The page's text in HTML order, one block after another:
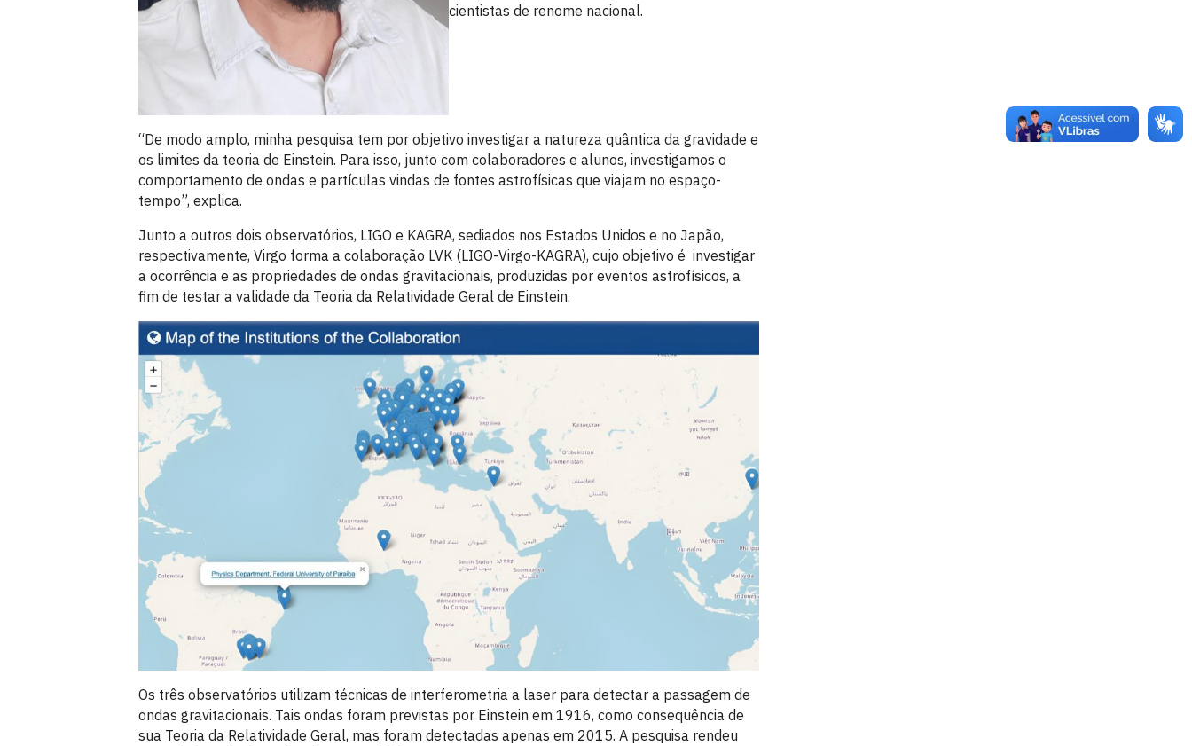
cientistas de renome nacional.
“De modo amplo, minha pesquisa tem por objetivo investigar a natureza quântica da gravidade e
os limites da teoria de Einstein. Para isso, junto com colaboradores e alunos, investigamos o
comportamento de ondas e partículas vindas de fontes astrofísicas que viajam no espaço-
tempo”, explica.
Junto a outros dois observatórios, LIGO e KAGRA, sediados nos Estados Unidos e no Japão,
respectivamente, Virgo forma a colaboração LVK (LIGO-Virgo-KAGRA), cujo objetivo é investigar
a ocorrência e as propriedades de ondas gravitacionais, produzidas por eventos astrofísicos, a
fim de testar a validade da Teoria da Relatividade Geral de Einstein.
Os três observatórios utilizam técnicas de interferometria a laser para detectar a passagem de
ondas gravitacionais. Tais ondas foram previstas por Einstein em 1916, como consequência de
sua Teoria da Relatividade Geral, mas foram detectadas apenas em 2015. A pesquisa rendeu